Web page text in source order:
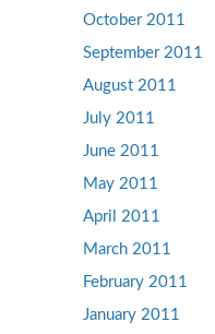
October 2011
September 2011
August 2011
July 2011
June 2011
May 2011
April 2011
March 2011
February 2011
January 2011